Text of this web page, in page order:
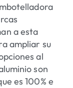
a esta
ampliar su
al
son
es 100% e